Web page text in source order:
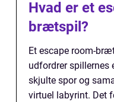
Hvad er et
brætspil?
Et escape room-
udfordrer spillernes
skjulte spor og
virtuel labyrint. Det